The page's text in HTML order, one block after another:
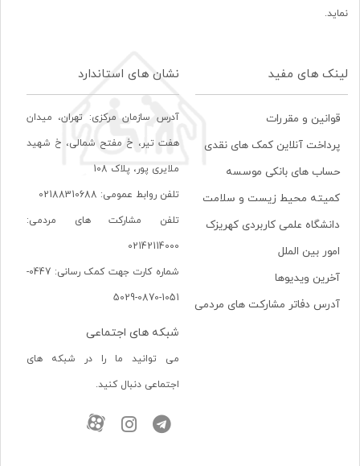
نماید.
لینک های مفید
قوانین و مقررات
پرداخت آنلاین کمک های نقدی
حساب های بانکی موسسه
کمیته محیط زیست و سلامت
دانشگاه علمی کاربردی کهریزک
امور بین الملل
آخرین ویدیوها
آدرس دفاتر مشارکت های مردمی
نشان های استاندارد
آدرس سازمان مرکزی: تهران، ميدان
هفت تير، خ مفتح شمالی، خ شهيد
ملايری پور، پلاک 108
تلفن روابط عمومی: 02188310688
تلفن مشارکت های مردمی:
02142114000
شماره کارت جهت کمک رسانی: 0447-
1051-0870-5029
شبکه های اجتماعی
می توانید ما را در شبکه های
اجتماعی دنبال کنید.